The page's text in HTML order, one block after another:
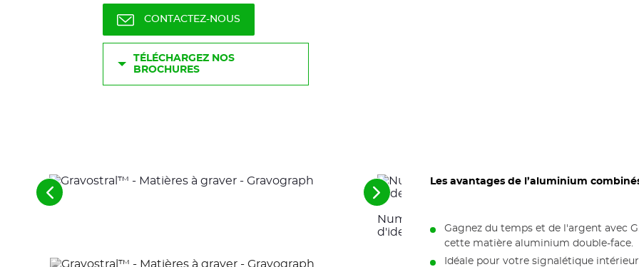
CONTACTEZ-NOUS
TÉLÉCHARGEZ NOS
BROCHURES
Numéros de série et de type gravés sur une
d'identification en Matière à graver
Voir
les
Voir
les
éléments
suivants
Les avantages de l’aluminium
Gagnez du temps et de l'argent avec
cette matière aluminium double-face.
Idéale pour votre signalétique